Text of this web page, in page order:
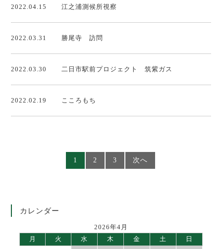
2022.04.15 江之浦測候所視察
2022.03.31 勝尾寺 訪問
2022.03.30 二日市駅前プロジェクト 筑紫ガス
2022.02.19 こころもち
1 2 3 次へ
カレンダー
2026年4月
月
火 水 木 金 土
日